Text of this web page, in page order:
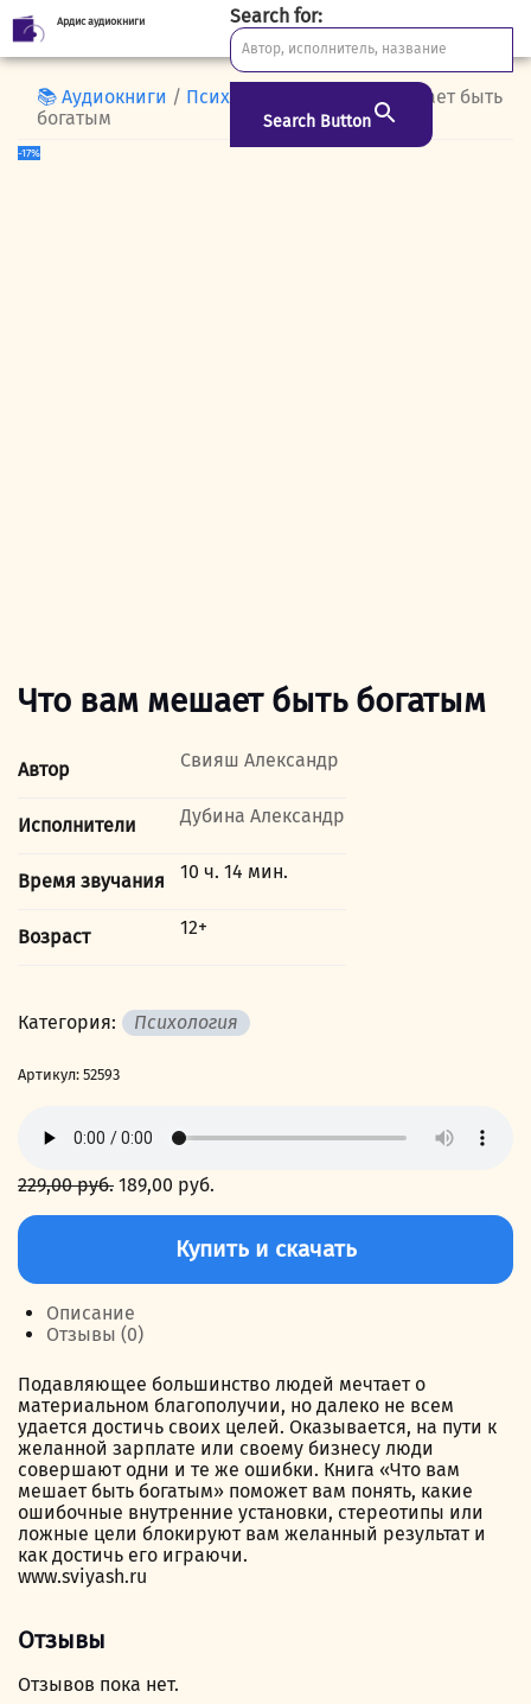
Skip
to
Ардис аудиокниги Search for:
Search Button
📚 Аудиокниги / Психология
/ Что вам мешает быть
богатым
-17%
Что вам мешает быть богатым
Автор Свияш Александр
Исполнители Дубина Александр
Время звучания 10 ч. 14 мин.
Возраст 12+
Категория: Психология
Артикул: 52593
229,00руб. Первоначальная
229,00 руб..
189,00 руб.
Количество
Что
вам
мешает
быть
Купить и скачать
Описание
Отзывы (0)
Подавляющее большинство людей мечтает о
материальном благополучии, но далеко не всем
удается достичь своих целей. Оказывается, на пути к
желанной зарплате или своему бизнесу люди
совершают одни и те же ошибки. Книга «Что вам
мешает быть богатым» поможет вам понять, какие
ошибочные внутренние установки, стереотипы или
ложные цели блокируют вам желанный результат и
как достичь его играючи.
www.sviyash.ru
Отзывы
Отзывов пока нет.